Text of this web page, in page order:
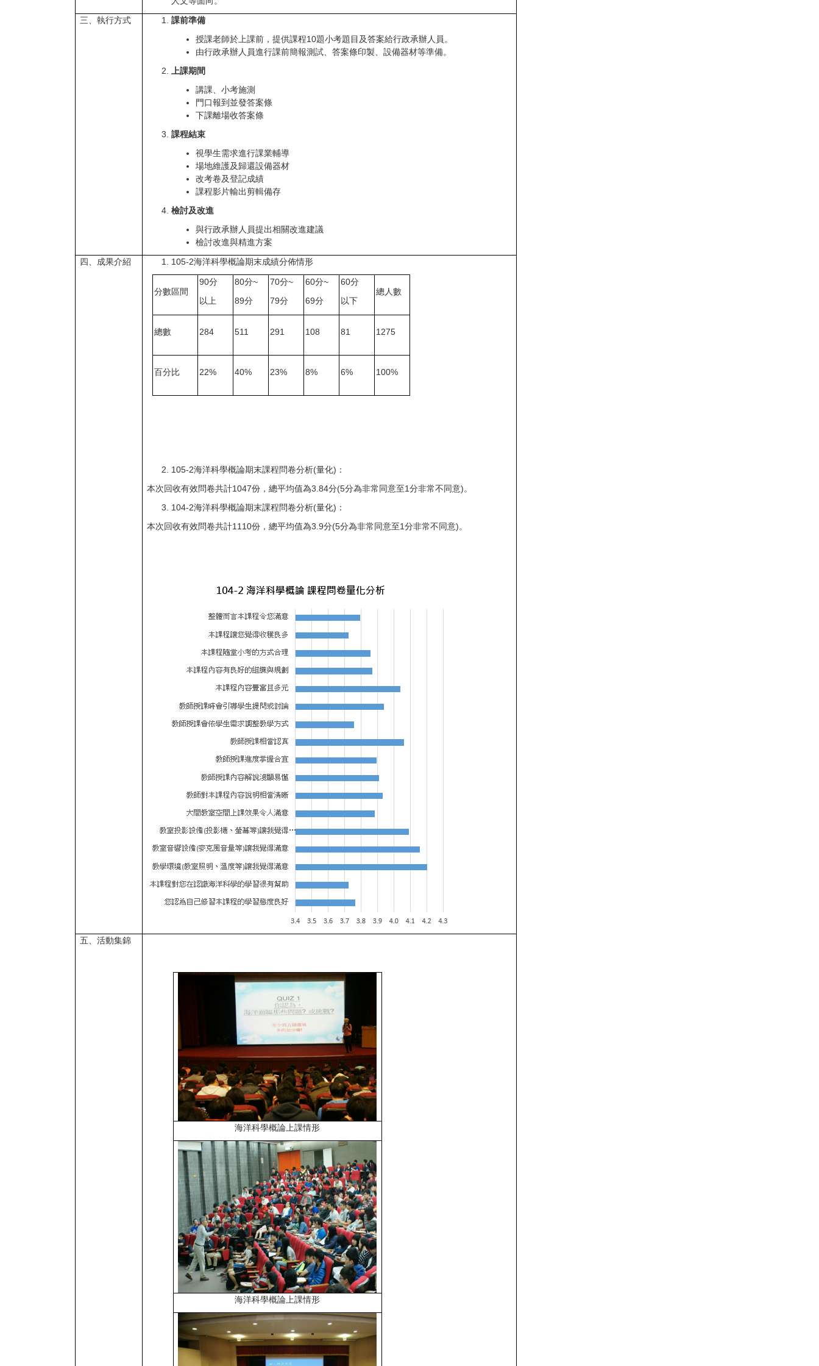
三、執行方式
課前準備
授課老師於上課前，提供課程10題小考題目及答案給行政承辦人員。
由行政承辦人員進行課前簡報測試、答案條印製、設備器材等準備。
上課期間
講課、小考施測
門口報到並發答案條
下課離場收答案條
課程結束
視學生需求進行課業輔導
場地維護及歸還設備器材
改考卷及登記成績
課程影片輸出剪輯備存
檢討及改進
與行政承辦人員提出相關改進建議
檢討改進與精進方案
四、成果介紹
105-2海洋科學概論期末成績分佈情形
分數區間
90分
以上
80分~
89分
70分~
79分
60分~
69分
60分
以下
總人數
總數 284 511 291 108 81 1275
百分比 22% 40% 23% 8% 6% 100%
105-2海洋科學概論期末課程問卷分析(量化)：
本次回收有效問卷共計1047份，總平均值為3.84分(5分為非常同意至1分非常不同意)。
104-2海洋科學概論期末課程問卷分析(量化) ：
本次回收有效問卷共計1110份，總平均值為3.9分(5分為非常同意至1分非常不同意)。
五、活動集錦
海洋科學概論上課情形
海洋科學概論上課情形